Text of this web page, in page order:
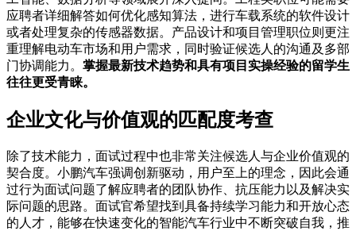
应聘者详细解答如何优化感知算法，进行车载系统的软件设计
或者处理复杂的传感器数据。产品设计和项目管理职位则更注
重理解电动车市场和用户需求，同时验证候选人的沟通及多部
门协调能力。 掌握最新技术趋势和具有项目实操经验的留学生
往往更受青睐。
企业文化与价值观的匹配度考查
除了技术能力，面试过程中也非常关注候选人与企业价值观的
契合度。小鹏汽车强调创新驱动，用户至上的理念，因此会通
过行为面试问题了解应聘者的团队协作、抗压能力以及解决实
际问题的思路。面试官希望找到具备持续学习能力和开放心态
的人才，能够在快速变化的智能汽车行业中不断突破自我，推